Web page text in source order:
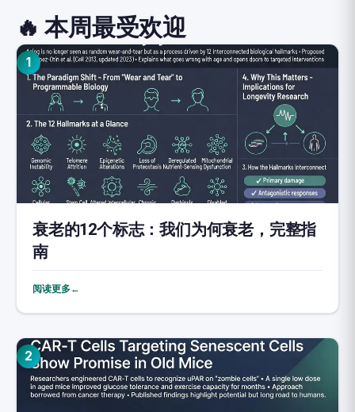
🔥 本周最受欢迎
1
衰老的12个标志：我们为何衰老，完整指
南
阅读更多←
2